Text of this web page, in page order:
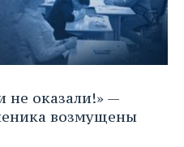
оказали!» —
возмущены